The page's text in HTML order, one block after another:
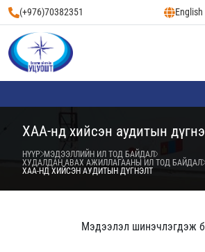
(+976)70382351 English
ХАА-нд хийсэн аудитын
НҮҮР МЭДЭЭЛЛИЙН ИЛ ТОД БАЙДАЛ
ХУДАЛДАН АВАХ АЖИЛЛАГААНЫ ИЛ ТОД БАЙДАЛ
ХАА-НД ХИЙСЭН АУДИТЫН ДҮГНЭЛТ
Мэдээлэл шинэчлэгдэж